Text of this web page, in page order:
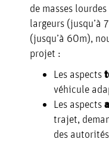
NOUS ?
PARC
MATÉRIEL
ENGAGEMENTS
de masses
largeurs (jusqu’à
(jusqu’à 60m),
projet :
Les aspects
véhicule
Les aspects
trajet,
des